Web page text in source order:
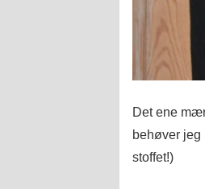
Det ene
behøver jeg
stoffet!)